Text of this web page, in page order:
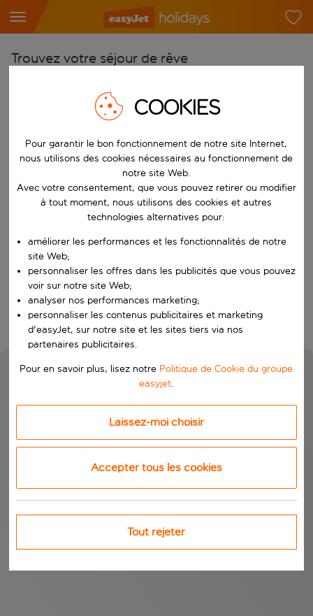
Trouvez votre séjour de rêve
Choisissez votre aéroport
Commencez à taper pour la saisie automatique. Lorsque les
Choisissez votre destination
Vers
Choisissez vos dates
Quand
Rechercher
COOKIES
Pour garantir le bon fonctionnement de notre site Internet,
nous utilisons des cookies nécessaires au fonctionnement de
notre site Web.
Avec votre consentement, que vous pouvez retirer ou modifier
à tout moment, nous utilisons des cookies et autres
technologies alternatives pour:
améliorer les performances et les fonctionnalités de notre
site Web;
personnaliser les offres dans les publicités que vous pouvez
voir sur notre site Web;
analyser nos performances marketing;
personnaliser les contenus publicitaires et marketing
d'easyJet, sur notre site et les sites tiers via nos
partenaires publicitaires.
Pour en savoir plus, lisez notre Politique de Cookie du groupe
easyjet.
Laissez-moi choisir
Accepter tous les cookies
Tout rejeter